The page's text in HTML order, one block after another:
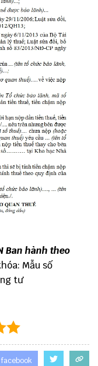
Ban hành theo
Mẫu số
tư
facebook